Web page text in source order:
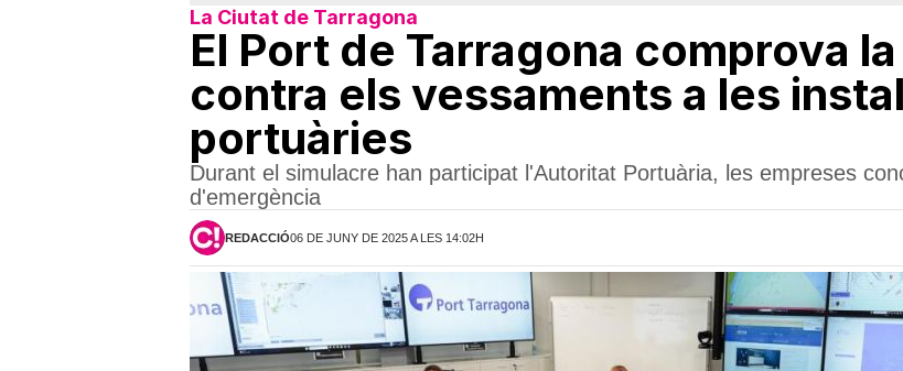
La Ciutat de Tarragona
El Port de Tarragona comprova
contra els vessaments a les
portuàries
Durant el simulacre han participat l'Autoritat Portuària, les empreses
d'emergència
REDACCIÓ06 DE JUNY DE 2025 A LES 14:02H